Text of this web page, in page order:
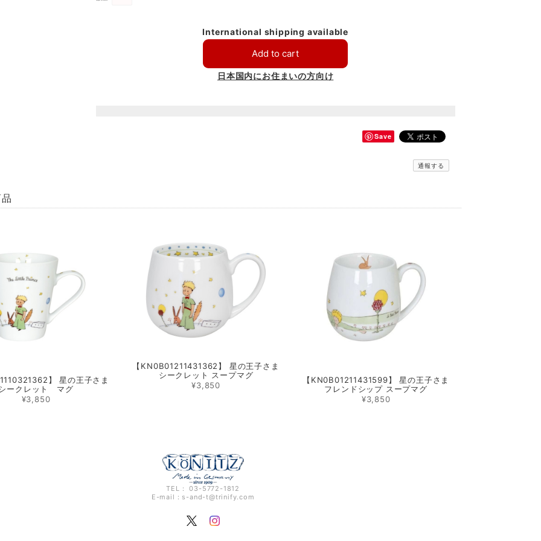
International shipping available
Add to cart
日本国内にお住まいの方向け
Save
通報する
】 星の王子さま
ークレット マグ
¥3,850
【KN0B01211431362】 星の王子さま
シークレット スープマグ
¥3,850
【KN0B01211431599】 星の王子さま
フレンドシップ スープマグ
¥3,850
TEL： 03-5772-1812
E-mail： s-and-t@trinify.com